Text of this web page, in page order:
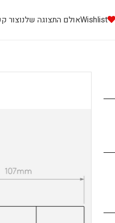
Wishlistאולם התצוגה שלנוצור